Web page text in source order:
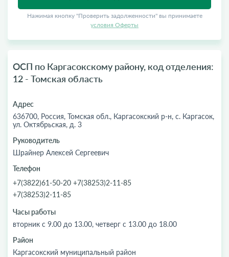
Нажимая кнопку "Проверить задолженности" вы принимаете
условия Оферты
ОСП по Каргасокскому району, код отделения:
12 - Томская область
Адрес
636700, Россия, Томская обл., Каргасокский р-н, с. Каргасок,
ул. Октябрьская, д. 3
Руководитель
Шрайнер Алексей Сергеевич
Телефон
+7(3822)61-50-20 +7(38253)2-11-85
+7(38253)2-11-85
Часы работы
вторник с 9.00 до 13.00, четверг с 13.00 до 18.00
Район
Каргасокский муниципальный район